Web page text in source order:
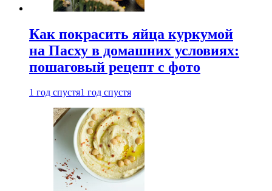
Как покрасить яйца куркумой
на Пасху в домашних условиях:
пошаговый рецепт с фото
1 год спустя1 год спустя